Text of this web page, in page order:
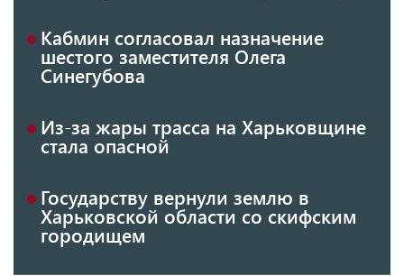
Кабмин согласовал назначение
шестого заместителя Олега
Синегубова
Из-за жары трасса на Харьковщине
стала опасной
Государству вернули землю в
Харьковской области со скифским
городищем